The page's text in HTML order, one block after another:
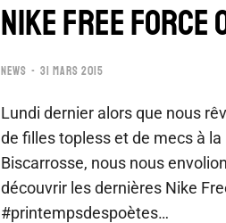
NIKE FREE FORCE
NEWS 31 MARS 2015
Lundi dernier alors que nous
de filles topless et de mecs à
Biscarrosse, nous nous
découvrir les dernières Nike
#printempsdespoètes…